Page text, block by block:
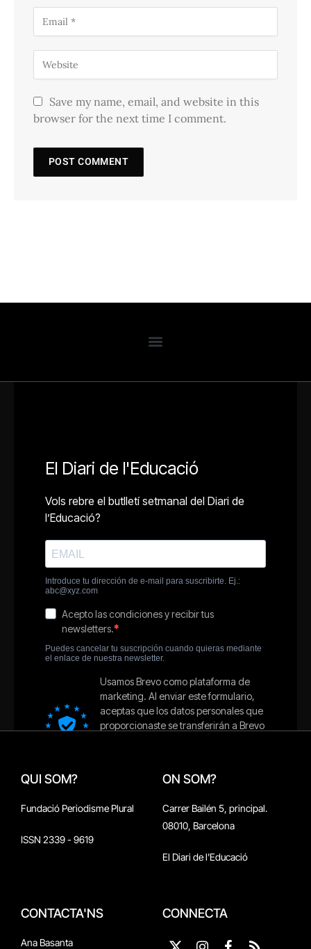
Save my name, email, and website in this
browser for the next time I comment.
QUI SOM?
Fundació Periodisme Plural
ISSN 2339 - 9619
ON SOM?
Carrer Bailén 5, principal.
08010, Barcelona
El Diari de l'Educació
CONTACTA'NS
Ana Basanta
CONNECTA